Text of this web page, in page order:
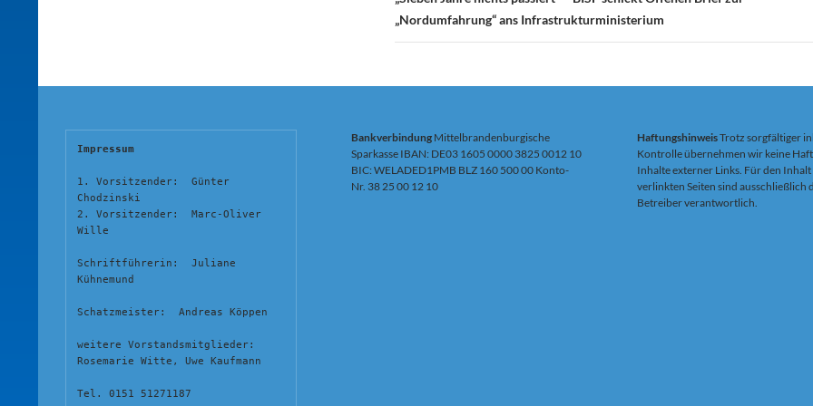
„Nordumfahrung“ ans Infrastrukturministerium
Impressum
1. Vorsitzender:  Günter
Chodzinski
2. Vorsitzender:  Marc-Oliver
Wille
Schriftführerin:  Juliane
Kühnemund
Schatzmeister:  Andreas Köppen
weitere Vorstandsmitglieder:
Rosemarie Witte, Uwe Kaufmann
Tel. 0151 51271187
Bankverbindung Mittelbrandenburgische
Sparkasse IBAN: DE03 1605 0000 3825 0012 10
BIC: WELADED1PMB BLZ 160 500 00 Konto-
Nr. 38 25 00 12 10
HaftungshinweisTrotz sorgfältiger
Kontrolle übernehmen wir keine
Inhalte externer Links. Für den
verlinkten Seiten sind ausschließlich
Betreiber verantwortlich.